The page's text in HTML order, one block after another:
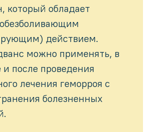
который обладает
действием.
можно применять, в
и после проведения
лечения геморроя с
болезненных